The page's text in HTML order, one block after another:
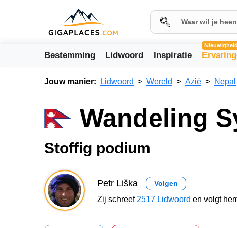
Bestemming Lidwoord Inspiratie
Nieuwigheid
Jouw manier: Lidwoord Wereld Azië Nepal
Wandeling
Stoffig podium
Petr Liška Volgen
Zij schreef 2517 Lidwoord en volgt